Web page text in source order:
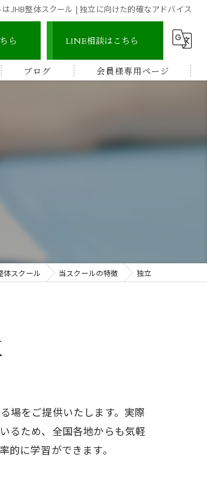
JHB整体スクール | 独立に向けた的確なアドバイス
ら LINE相談はこちら
ブログ 会員様専用ページ
ストレッチ整体アドバイザー
体スクール 当スクールの特徴 独立
場をご提供いたします。実際
るため、全国各地からも気軽
に学習ができます。